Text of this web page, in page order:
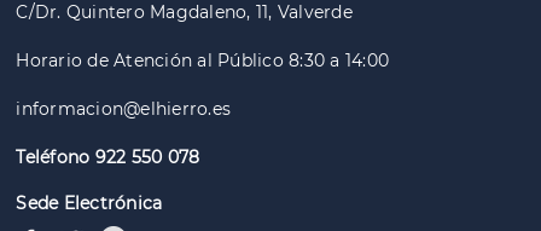
C/Dr. Quintero Magdaleno, 11, Valverde
Horario de Atención al Público 8:30 a 14:00
informacion@elhierro.es
Teléfono 922 550 078
Sede Electrónica